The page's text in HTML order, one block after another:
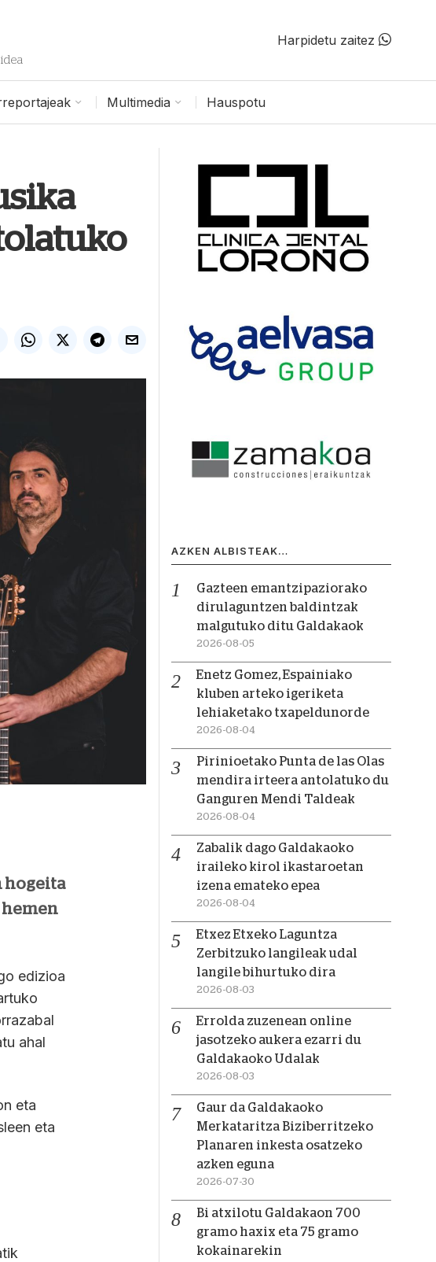
Harpidetu zaitez
Multimedia Hauspotu
hogeita
edizioa
ahal
eta
eta
AZKEN ALBISTEAK…
Gazteen emantzipaziorako
dirulaguntzen baldintzak
malgutuko ditu Galdakaok
2026-08-05
Enetz Gomez, Espainiako
kluben arteko igeriketa
lehiaketako txapeldunorde
2026-08-04
Pirinioetako Punta de las Olas
mendira irteera antolatuko du
Ganguren Mendi Taldeak
2026-08-04
Zabalik dago Galdakaoko
iraileko kirol ikastaroetan
izena emateko epea
2026-08-04
Etxez Etxeko Laguntza
Zerbitzuko langileak udal
langile bihurtuko dira
2026-08-03
Errolda zuzenean online
jasotzeko aukera ezarri du
Galdakaoko Udalak
2026-08-03
Gaur da Galdakaoko
Merkataritza Biziberritzeko
Planaren inkesta osatzeko
azken eguna
2026-07-30
Bi atxilotu Galdakaon 700
gramo haxix eta 75 gramo
kokainarekin